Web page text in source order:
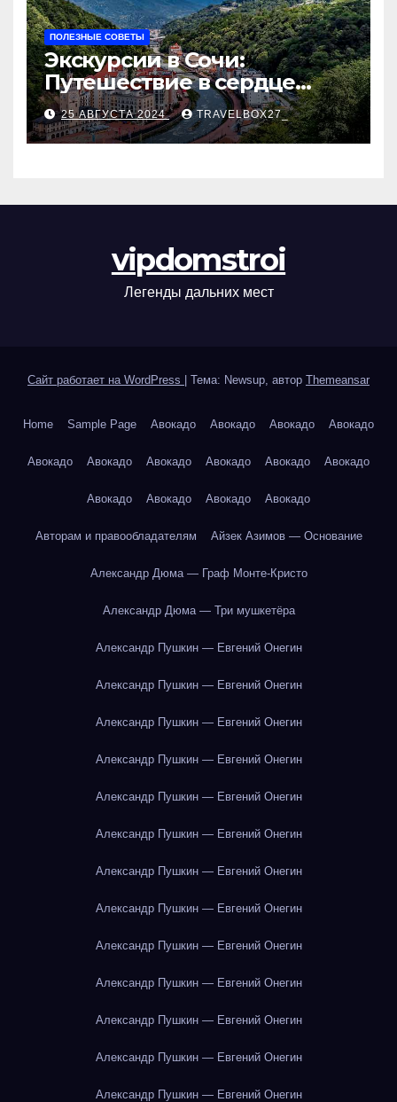
ПОЛЕЗНЫЕ СОВЕТЫ
Экскурсии в Сочи:
Путешествие в сердце
Черноморского курорта
25 АВГУСТА 2024 TRAVELBOX27_
vipdomstroi
Легенды дальних мест
Сайт работает на WordPress Тема: Newsup, автор Themeansar
Home Sample Page Авокадо Авокадо Авокадо Авокадо
Авокадо Авокадо Авокадо Авокадо Авокадо Авокадо
Авокадо Авокадо Авокадо Авокадо
Авторам и правообладателям Айзек Азимов — Основание
Александр Дюма — Граф Монте-Кристо
Александр Дюма — Три мушкетёра
Александр Пушкин — Евгений Онегин
Александр Пушкин — Евгений Онегин
Александр Пушкин — Евгений Онегин
Александр Пушкин — Евгений Онегин
Александр Пушкин — Евгений Онегин
Александр Пушкин — Евгений Онегин
Александр Пушкин — Евгений Онегин
Александр Пушкин — Евгений Онегин
Александр Пушкин — Евгений Онегин
Александр Пушкин — Евгений Онегин
Александр Пушкин — Евгений Онегин
Александр Пушкин — Евгений Онегин
Александр Пушкин — Евгений Онегин